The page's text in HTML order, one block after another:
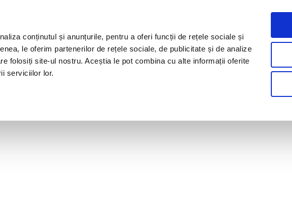
conținutul și anunțurile, pentru a oferi funcții de rețele sociale și
le oferim partenerilor de rețele sociale, de publicitate și de analize
folosiți site-ul nostru. Aceștia le pot combina cu alte informații oferite
serviciilor lor.